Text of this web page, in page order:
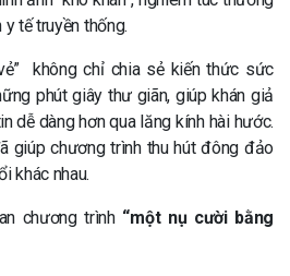
tế truyền thống.
không chỉ chia sẻ kiến thức sức
phút giây thư giãn, giúp khán giả
dễ dàng hơn qua lăng kính hài hước.
giúp chương trình thu hút đông đảo
khác nhau.
chương trình “một nụ cười bằng